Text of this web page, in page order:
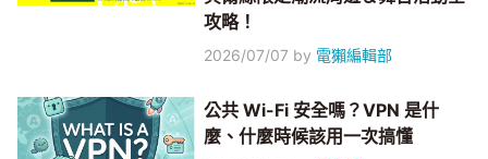
攻略！
2026/07/07 by 電獺編輯部
公共 Wi-Fi 安全嗎？VPN 是什
麼、什麼時候該用一次搞懂